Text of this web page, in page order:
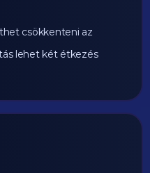
csökkenteni az
lehet két étkezés